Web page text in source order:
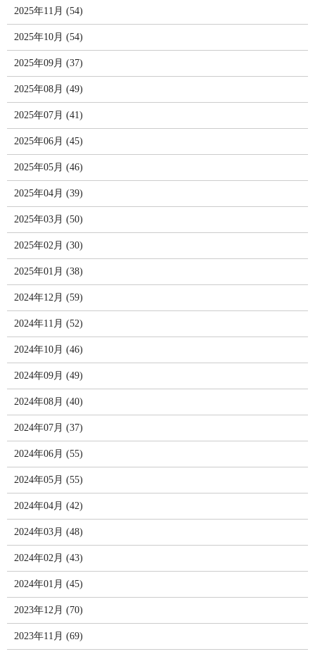
2025年11月 (54)
2025年10月 (54)
2025年09月 (37)
2025年08月 (49)
2025年07月 (41)
2025年06月 (45)
2025年05月 (46)
2025年04月 (39)
2025年03月 (50)
2025年02月 (30)
2025年01月 (38)
2024年12月 (59)
2024年11月 (52)
2024年10月 (46)
2024年09月 (49)
2024年08月 (40)
2024年07月 (37)
2024年06月 (55)
2024年05月 (55)
2024年04月 (42)
2024年03月 (48)
2024年02月 (43)
2024年01月 (45)
2023年12月 (70)
2023年11月 (69)